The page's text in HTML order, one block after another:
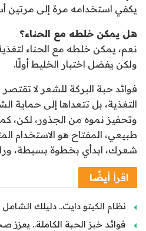
يكفي استخدامه مرة إلى مرتين
هل يمكن خلطه مع الحناء؟
نعم، يمكن خلطه مع الحناء
ولكن يفضل اختبار الخليط أولًا.
فوائد حبة البركة للشعر لا
التغذية، بل تتعداها إلى حماية
وتحفيز نموه من الجذور، لكن،
طبيعي، المفتاح هو الاستخدام
شعرك، ابدأي بخطوة بسيطة،
اقرأ أيضًا
نظام الكيتو دايت.. دليلك الشامل
فوائد خبز الحبة الكاملة..